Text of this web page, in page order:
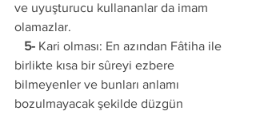
ve uyuşturucu kullananlar da imam
olamazlar.
   5-
Kari olması: En azından Fâtiha ile
birlikte kısa bir sûreyi ezbere
bilmeyenler ve bunları anlamı
bozulmayacak şekilde düzgün